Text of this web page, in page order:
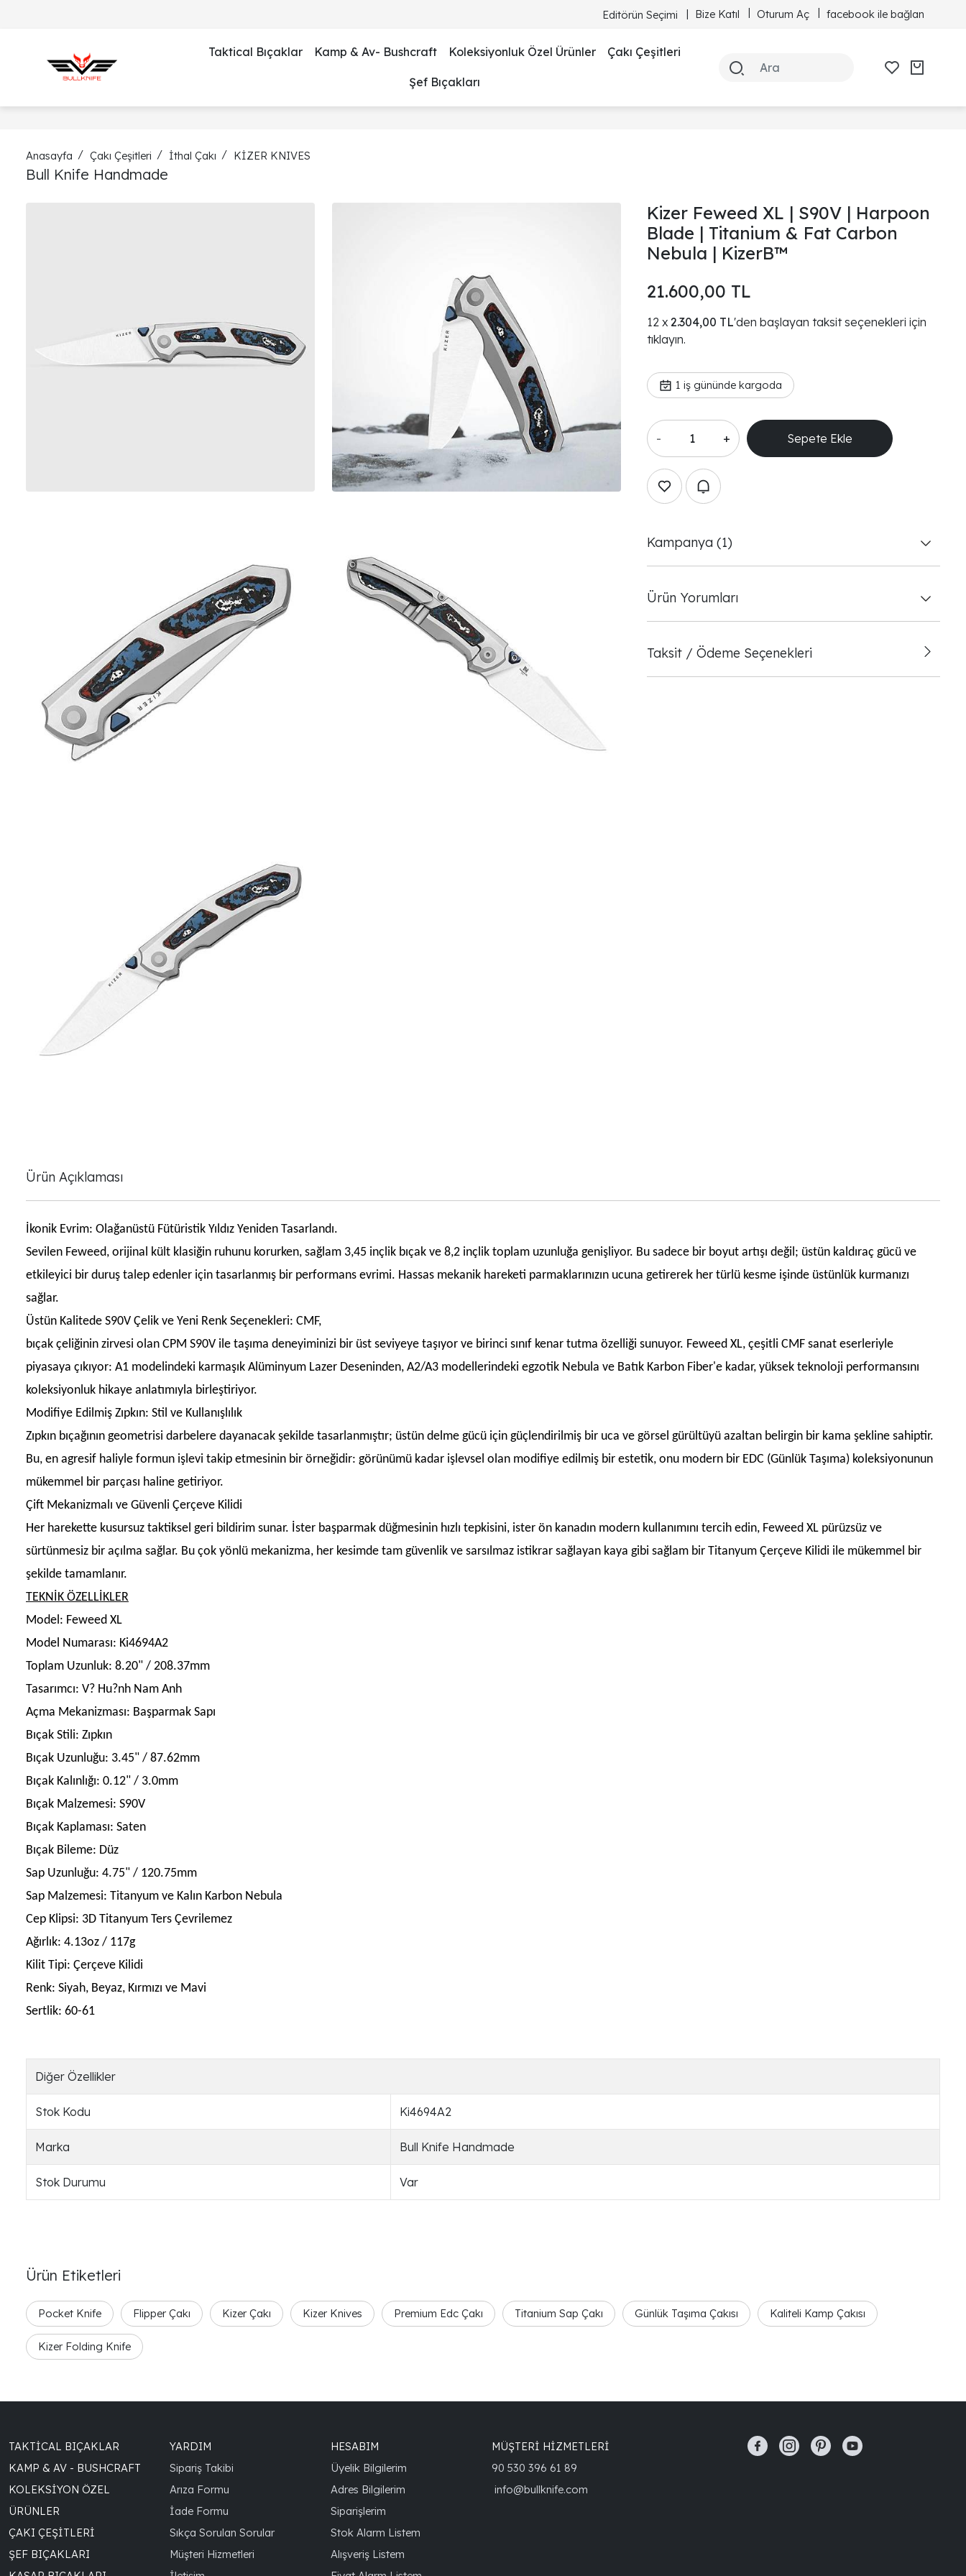
Editörün Seçimi Bize Katıl Oturum Aç facebook ile bağlan
Taktical Bıçaklar Kamp & Av- Bushcraft Koleksiyonluk Özel Ürünler Çakı Çeşitleri
Şef Bıçakları
Anasayfa Çakı Çeşitleri İthal Çakı KİZER KNIVES
Bull Knife Handmade
Kizer Feweed XL | S90V | Harpoon
Blade | Titanium & Fat Carbon
Nebula | KizerB™
21.600,00 TL
2.304,00 TL'den başlayan taksit seçenekleri için
tıklayın.
1 iş gününde kargoda
- + Sepete Ekle
Kampanya (1)
Ürün Yorumları
Taksit / Ödeme Seçenekleri
Ürün Açıklaması
İkonik Evrim: Olağanüstü Fütüristik Yıldız Yeniden Tasarlandı.
Sevilen Feweed, orijinal kült klasiğin ruhunu korurken, sağlam 3,45 inçlik bıçak ve 8,2 inçlik toplam uzunluğa genişliyor. Bu sadece bir boyut artışı değil; üstün kaldıraç gücü ve
etkileyici bir duruş talep edenler için tasarlanmış bir performans evrimi. Hassas mekanik hareketi parmaklarınızın ucuna getirerek her türlü kesme işinde üstünlük kurmanızı
sağlar.
Üstün Kalitede S90V Çelik ve Yeni Renk Seçenekleri: CMF,
bıçak çeliğinin zirvesi olan CPM S90V ile taşıma deneyiminizi bir üst seviyeye taşıyor ve birinci sınıf kenar tutma özelliği sunuyor. Feweed XL, çeşitli CMF sanat eserleriyle
piyasaya çıkıyor: A1 modelindeki karmaşık Alüminyum Lazer Deseninden, A2/A3 modellerindeki egzotik Nebula ve Batık Karbon Fiber'e kadar, yüksek teknoloji performansını
koleksiyonluk hikaye anlatımıyla birleştiriyor.
Modifiye Edilmiş Zıpkın: Stil ve Kullanışlılık
Zıpkın bıçağının geometrisi darbelere dayanacak şekilde tasarlanmıştır; üstün delme gücü için güçlendirilmiş bir uca ve görsel gürültüyü azaltan belirgin bir kama şekline sahiptir.
Bu, en agresif haliyle formun işlevi takip etmesinin bir örneğidir: görünümü kadar işlevsel olan modifiye edilmiş bir estetik, onu modern bir EDC (Günlük Taşıma) koleksiyonunun
mükemmel bir parçası haline getiriyor.
Çift Mekanizmalı ve Güvenli Çerçeve Kilidi
Her harekette kusursuz taktiksel geri bildirim sunar. İster başparmak düğmesinin hızlı tepkisini, ister ön kanadın modern kullanımını tercih edin, Feweed XL pürüzsüz ve
sürtünmesiz bir açılma sağlar. Bu çok yönlü mekanizma, her kesimde tam güvenlik ve sarsılmaz istikrar sağlayan kaya gibi sağlam bir Titanyum Çerçeve Kilidi ile mükemmel bir
şekilde tamamlanır.
TEKNİK ÖZELLİKLER
Model: Feweed XL
Model Numarası: Ki4694A2
Toplam Uzunluk: 8.20" / 208.37mm
Tasarımcı: V? Hu?nh Nam Anh
Açma Mekanizması: Başparmak Sapı
Bıçak Stili: Zıpkın
Bıçak Uzunluğu: 3.45" / 87.62mm
Bıçak Kalınlığı: 0.12" / 3.0mm
Bıçak Malzemesi: S90V
Bıçak Kaplaması: Saten
Bıçak Bileme: Düz
Sap Uzunluğu: 4.75" / 120.75mm
Sap Malzemesi: Titanyum ve Kalın Karbon Nebula
Cep Klipsi: 3D Titanyum Ters Çevrilemez
Ağırlık: 4.13oz / 117g
Kilit Tipi: Çerçeve Kilidi
Renk: Siyah, Beyaz, Kırmızı ve Mavi
Sertlik: 60-61
Diğer Özellikler
Stok Kodu Ki4694A2
Marka Bull Knife Handmade
Stok Durumu Var
Ürün Etiketleri
Pocket Knife Flipper Çakı Kizer Çakı Kizer Knives Premium Edc Çakı Titanium Sap Çakı Günlük Taşıma Çakısı Kaliteli Kamp Çakısı
Kizer Folding Knife
TAKTICAL BIÇAKLAR
KAMP & AV - BUSHCRAFT
KOLEKSIYON ÖZEL
ÜRÜNLER
ÇAKI ÇEŞITLERI
ŞEF BIÇAKLARI
YARDIM
Sipariş Takibi
Arıza Formu
İade Formu
Sıkça Sorulan Sorular
Müşteri Hizmetleri
HESABIM
Üyelik Bilgilerim
Adres Bilgilerim
Siparişlerim
Stok Alarm Listem
Alışveriş Listem
MÜŞTERİ HİZMETLERİ
90 530 396 61 89
info@bullknife.com